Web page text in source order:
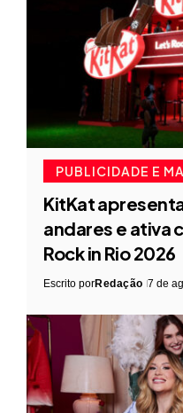
PUBLICIDADE E
KitKat
andares e ativa
Rock in Rio 2026
Escrito porRedação 7 de